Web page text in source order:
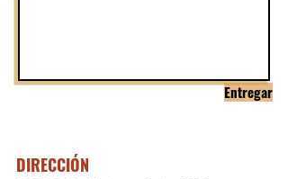
Entregar
DIRECCIÓN